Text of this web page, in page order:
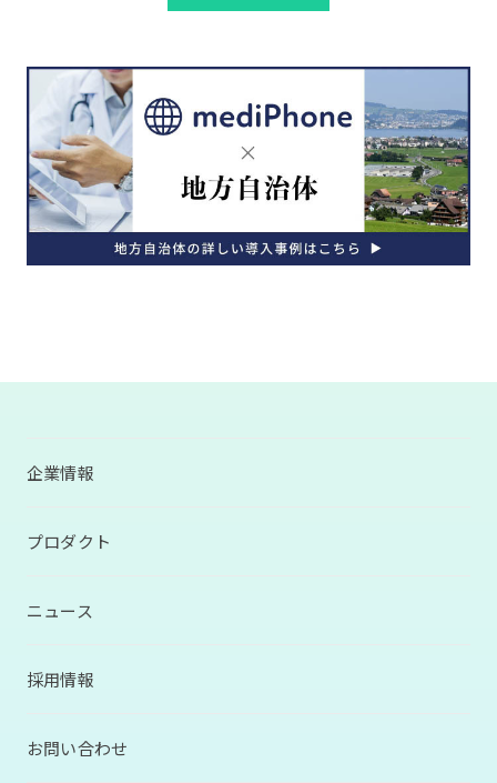
企業情報
プロダクト
ニュース
採用情報
お問い合わせ